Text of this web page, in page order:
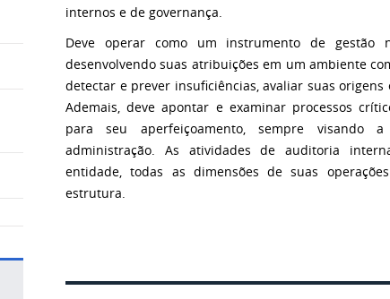
internos e de governança.
Deve operar como um instrumento de gestão
desenvolvendo suas atribuições em um ambiente
detectar e prever insuficiências, avaliar suas origens
Ademais, deve apontar e examinar processos
para seu aperfeiçoamento, sempre visando
administração. As atividades de auditoria
entidade, todas as dimensões de suas
estrutura.